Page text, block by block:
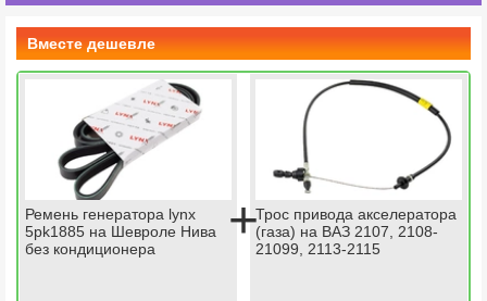
Вместе дешевле
Ремень генератора lynx
5pk1885 на Шевроле Нива
без кондиционера
+Трос привода акселератора
(газа) на ВАЗ 2107, 2108-
21099, 2113-2115